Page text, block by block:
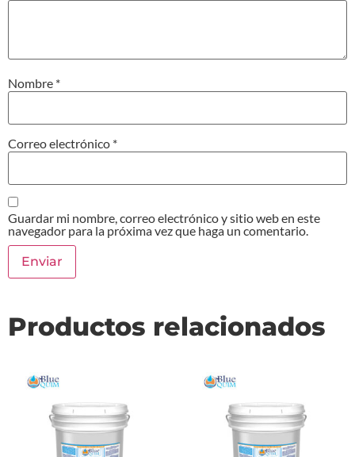
Nombre *
Correo electrónico *
Guardar mi nombre, correo electrónico y sitio web en este
navegador para la próxima vez que haga un comentario.
Productos relacionados